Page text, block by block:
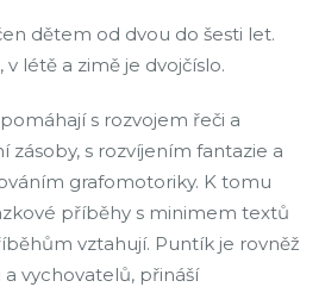
dětem od dvou do šesti let.
létě a zimě je dvojčíslo.
s rozvojem řeči a
zásoby, s rozvíjením fantazie a
grafomotoriky. K tomu
příběhy s minimem textů
vztahují. Puntík je rovněž
vychovatelů, přináší